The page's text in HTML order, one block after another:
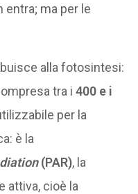
entra; ma per le
alla fotosintesi:
tra i400 e i
per la
è la
(PAR), la
attiva, cioè la